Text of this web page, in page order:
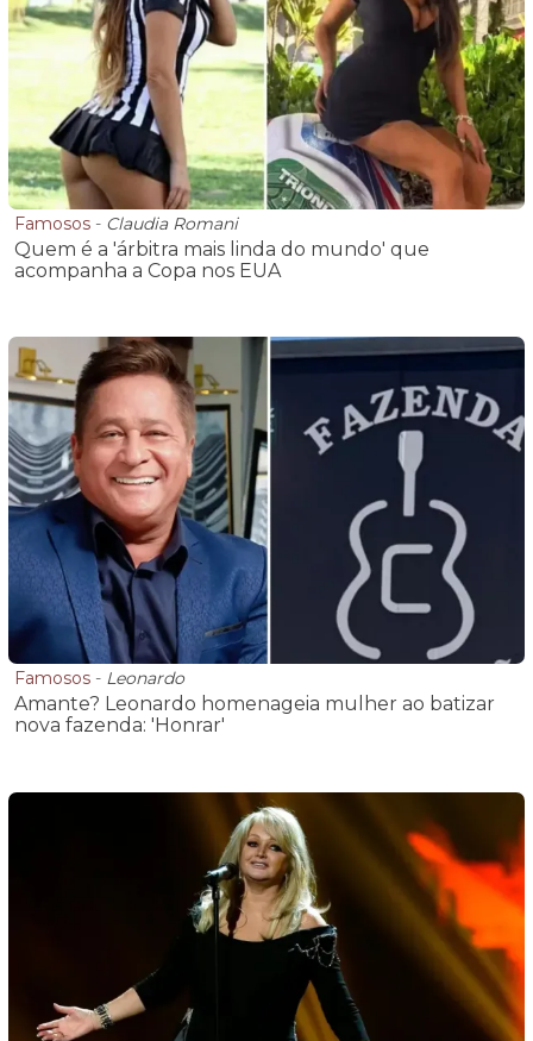
Famosos - Claudia Romani
Quem é a 'árbitra mais linda do mundo' que
acompanha a Copa nos EUA
Famosos - Leonardo
Amante? Leonardo homenageia mulher ao batizar
nova fazenda: 'Honrar'